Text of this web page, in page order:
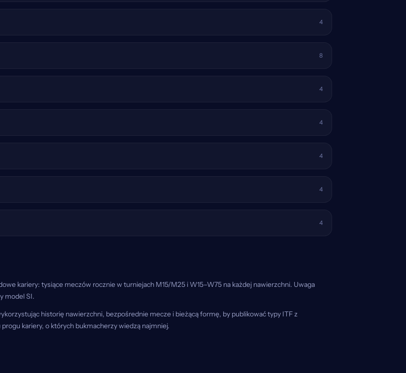
4
8
4
4
4
4
4
kariery: tysiące meczów rocznie w turniejach M15/M25 i W15–W75 na każdej nawierzchni. Uwaga
model SI.
historię nawierzchni, bezpośrednie mecze i bieżącą formę, by publikować typy ITF z
kariery, o których bukmacherzy wiedzą najmniej.